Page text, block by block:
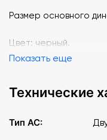
Размер основного
Цвет: черный.
Показать еще
Технические
Тип АС: